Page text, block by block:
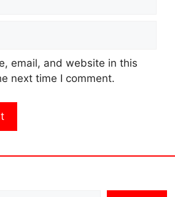
email, and website in this
next time I comment.